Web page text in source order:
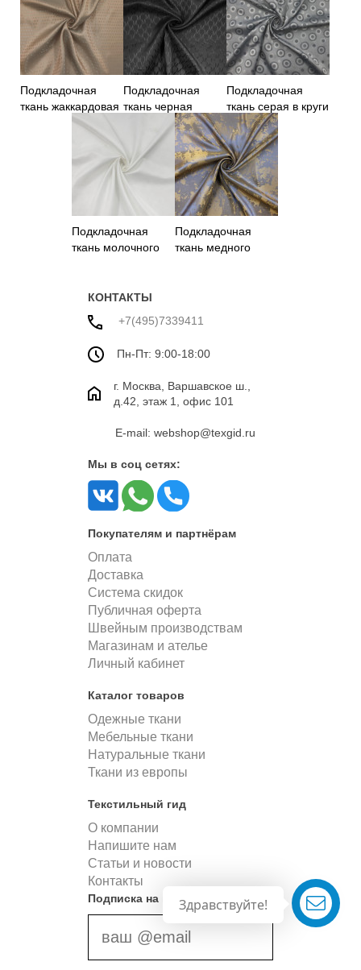
Здравствуйте!
Подкладочная
ткань жаккардовая
Подкладочная
ткань черная
жаккардовая
Подкладочная
ткань серая в круги
Подкладочная
ткань молочного
Подкладочная
ткань медного
КОНТАКТЫ
+7(495)7339411
Пн-Пт: 9:00-18:00
г. Москва, Варшавское ш.,
д.42, этаж 1, офис 101
E-mail: webshop@texgid.ru
Мы в соц сетях:
Покупателям и партнёрам
Оплата
Доставка
Система скидок
Публичная оферта
Швейным производствам
Магазинам и ателье
Личный кабинет
Каталог товаров
Одежные ткани
Мебельные ткани
Натуральные ткани
Ткани из европы
Текстильный гид
О компании
Напишите нам
Статьи и новости
Контакты
Подписка на новости